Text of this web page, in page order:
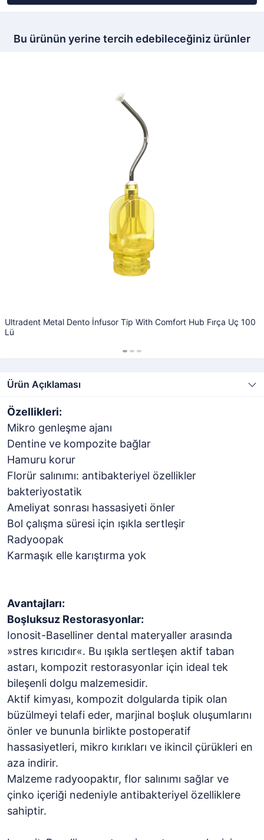
Bu ürünün yerine tercih edebileceğiniz ürünler
Ultradent Metal Dento İnfusor Tip With Comfort Hub Fırça Uç 100
Lü
Ürün Açıklaması
Özellikleri:
Mikro genleşme ajanı
Dentine ve kompozite bağlar
Hamuru korur
Florür salınımı: antibakteriyel özellikler
bakteriyostatik
Ameliyat sonrası hassasiyeti önler
Bol çalışma süresi için ışıkla sertleşir
Radyoopak
Karmaşık elle karıştırma yok
Avantajları:
Boşluksuz Restorasyonlar:
Ionosit-Baselliner dental materyaller arasında
»stres kırıcıdır«. Bu ışıkla sertleşen aktif taban
astarı, kompozit restorasyonlar için ideal tek
bileşenli dolgu malzemesidir.
Aktif kimyası, kompozit dolgularda tipik olan
büzülmeyi telafi eder, marjinal boşluk oluşumlarını
önler ve bununla birlikte postoperatif
hassasiyetleri, mikro kırıkları ve ikincil çürükleri en
aza indirir.
Malzeme radyoopaktır, flor salınımı sağlar ve
çinko içeriği nedeniyle antibakteriyel özelliklere
sahiptir.